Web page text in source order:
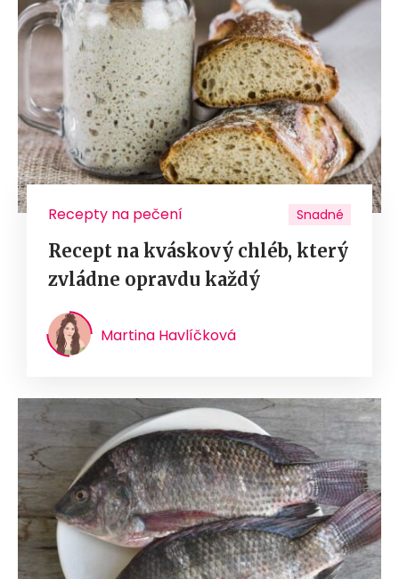
Recepty na pečení Snadné
Recept na kváskový chléb, který
zvládne opravdu každý
Martina Havlíčková